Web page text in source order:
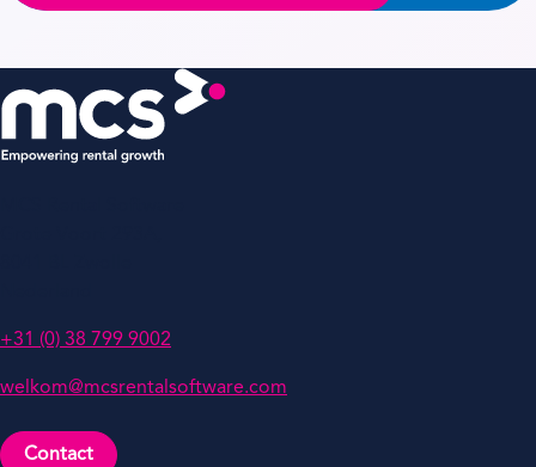
+31 (0) 38 799 9002
welkom@mcsrentalsoftware.com
Contact